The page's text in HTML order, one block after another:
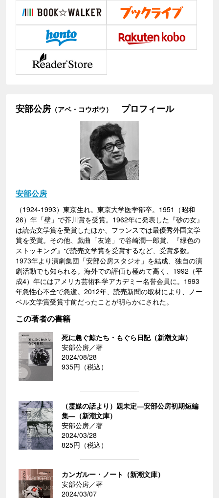
安部公房 （アベ・コウボウ） プロフィール
安部公房
（1924-1993）東京生れ。東京大学医学部卒。1951（昭和
26）年「壁」で芥川賞を受賞。1962年に発表した『砂の女』
は読売文学賞を受賞したほか、フランスでは最優秀外国文学
賞を受賞。その他、戯曲「友達」で谷崎潤一郎賞、『緑色の
ストッキング』で読売文学賞を受賞するなど、受賞多数。
1973年より演劇集団「安部公房スタジオ」を結成、独自の演
劇活動でも知られる。海外での評価も極めて高く、1992（平
成4）年にはアメリカ芸術科学アカデミー名誉会員に。1993
年急性心不全で急逝。2012年、読売新聞の取材により、ノー
ベル文学賞受賞寸前だったことが明らかにされた。
この著者の書籍
死に急ぐ鯨たち・もぐら日記（新潮文庫）
安部公房／著
2024/08/28
935円（税込）
（霊媒の話より）題未定―安部公房初期短編
集―（新潮文庫）
安部公房／著
2024/03/28
825円（税込）
カンガルー・ノート（新潮文庫）
安部公房／著
2024/03/07